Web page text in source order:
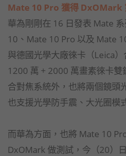
Mate 10 Pro 獲得 DxOMark
華為剛剛在 16 日發表 Mate
10、Mate 10 Pro 以及 Mate
與德國光學大廠徠卡（Leica
1200 萬 + 2000 萬畫素徠卡
合對焦系統外，也將兩個鏡頭
也支援光學防手震、大光圈模
而華為方面，也將 Mate 10
DxOMark 做測試，今（20）